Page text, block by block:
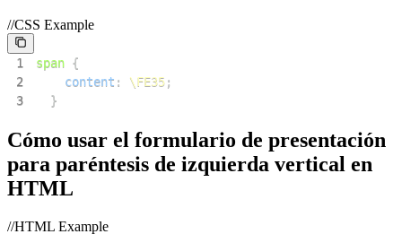
//CSS Example
1 span {
2
content : \FE35;
3
}
Cómo usar el formulario de presentación
para paréntesis de izquierda vertical en
HTML
//HTML Example